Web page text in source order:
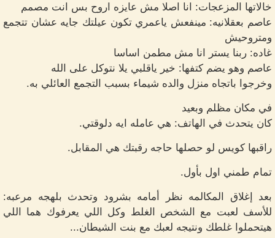
خالاتها المزعجات: انا اصلا مش عايزه اروح بس انت مصمم
عاصم بعقلانيه: مينفعش ياعمري تكون عيلتك جايه عشان تتجمع
ومتروحيش
غاده: ربنا يستر انا مش مطمن اساسا
عاصم وهو يضم كتفها: خير ياقلبي يلا نتوكل على الله
وخرجوا باتجاه منزل والده شيماء بسبب التجمع العائلي به.
في مكان مظلم وبعيد
كان يتحدث في الهاتف: هي عامله ايه دلوقتي.
راقبها كويس لو حصلها حاجه رقبتك هي المقابل.
تمام طمني اول بأول.
بعد إغلاق المكالمه نظر أمامه بشرود وتحدث بلهجه مرعبه:
للأسف لعبت مع الشخص الغلط وكل اللي يعرفوك هما اللي
هيتحملوا غلطك ونتيجه لعبك مع بنت الشيطان...